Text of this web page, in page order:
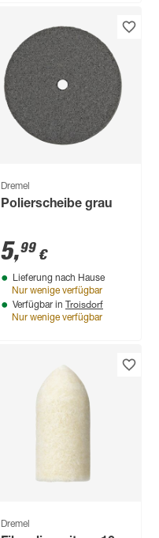
Dremel
Polierscheibe grau
5,99 €
Lieferung nach Hause
Nur wenige verfügbar
Verfügbar in Troisdorf
Nur wenige verfügbar
Dremel